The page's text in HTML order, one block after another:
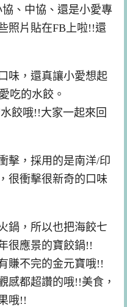
、中協、還是小愛專
照片貼在FB上啦!!還
味，還真讓小愛想起
吃的水餃。
餃哦!!大家一起來回
擊，採用的是南洋/印
很衝擊很新奇的口味
鍋，所以也把海餃七
很應景的寶餃鍋!!
賺不完的金元寶哦!!
感都超讚的哦!!美食，
哦!!